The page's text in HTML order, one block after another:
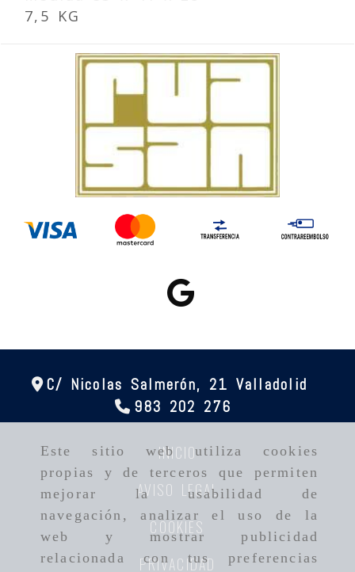
Este sitio web utiliza cookies
propias y de terceros que permiten
mejorar la usabilidad de
navegación, analizar el uso de la
web y mostrar publicidad
relacionada con tus preferencias
7,5 KG
C/ Nicolas Salmerón, 21 Valladolid
983 202 276
INICIO
AVISO LEGAL
COOKIES
PRIVACIDAD